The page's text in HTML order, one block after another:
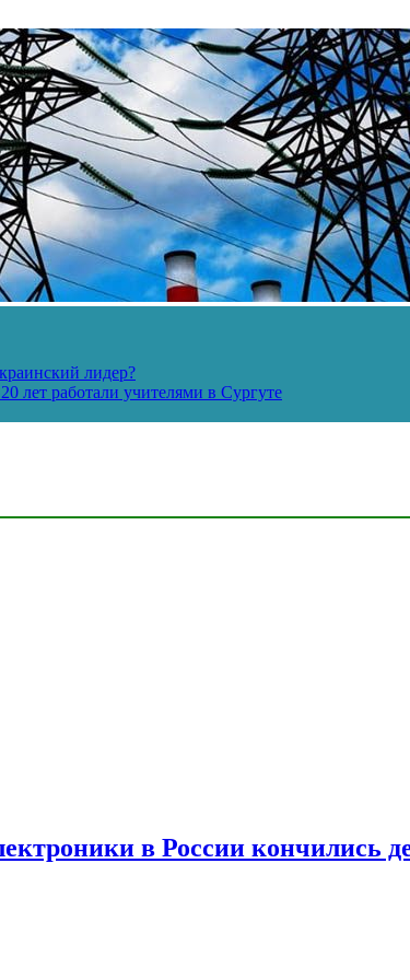
лидер?
лет работали учителями в Сургуте
в России кончились